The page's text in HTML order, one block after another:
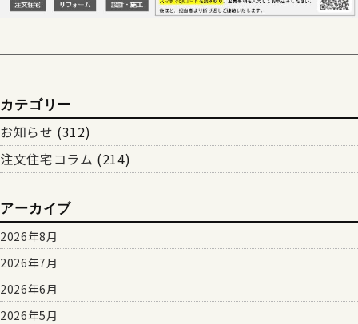
カテゴリー
お知らせ (312)
注文住宅コラム (214)
アーカイブ
2026年8月
2026年7月
2026年6月
2026年5月